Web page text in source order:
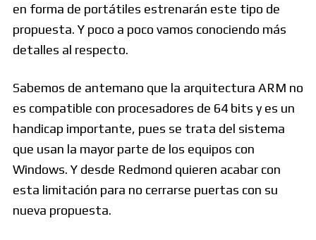
en forma de portátiles estrenarán este tipo de
propuesta. Y poco a poco vamos conociendo más
detalles al respecto.
Sabemos de antemano que la arquitectura ARM no
es compatible con procesadores de 64 bits y es un
handicap importante, pues se trata del sistema
que usan la mayor parte de los equipos con
Windows. Y desde Redmond quieren acabar con
esta limitación para no cerrarse puertas con su
nueva propuesta.